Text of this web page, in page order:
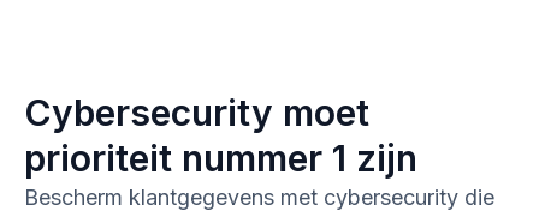
Cybersecurity moet
prioriteit nummer 1 zijn
Bescherm klantgegevens met cybersecurity die